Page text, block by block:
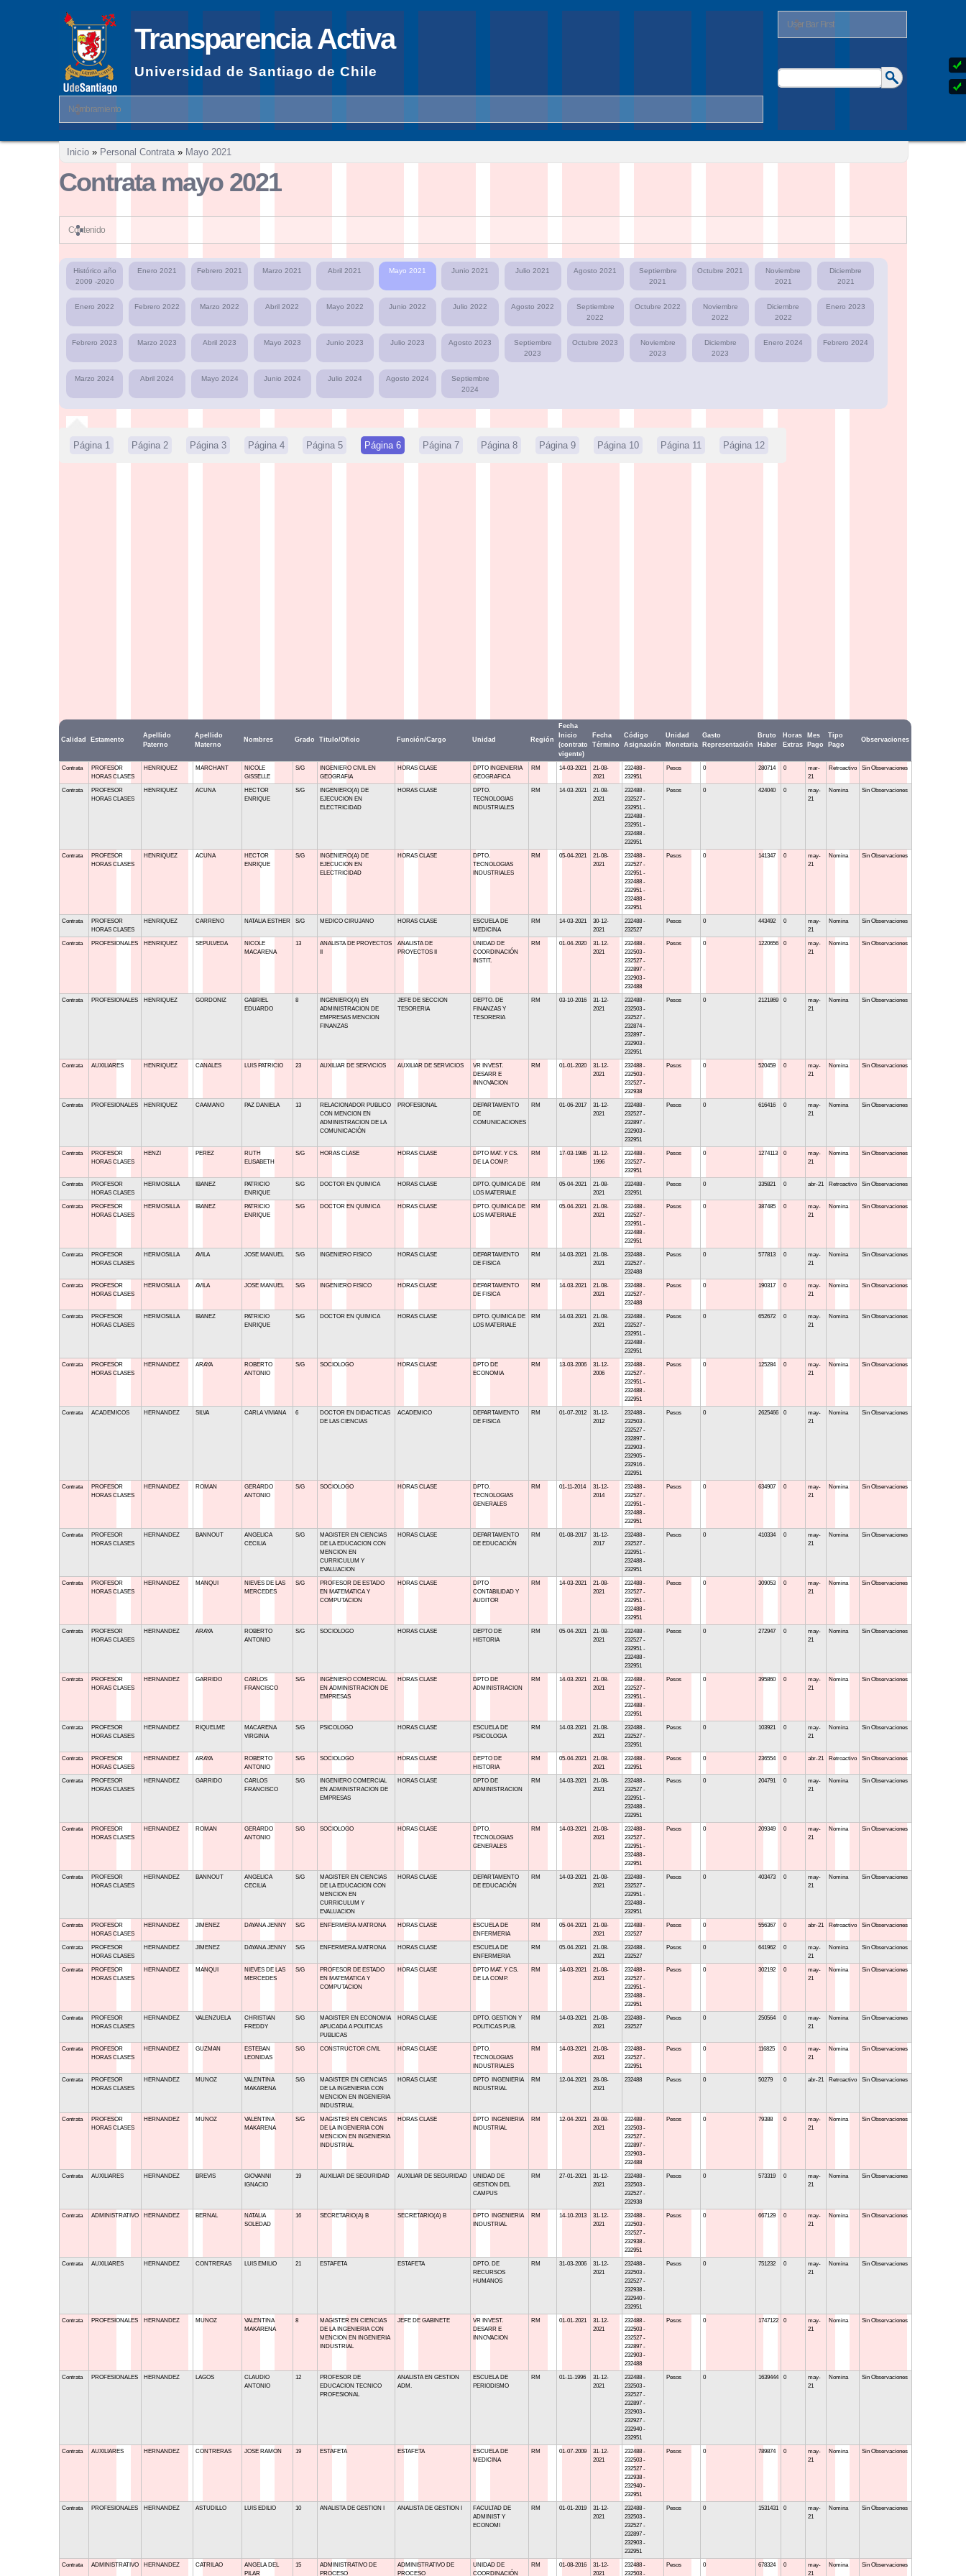
Transparencia Activa
Universidad de Santiago de Chile
Nombramiento
User Bar First
Formulario
búsqueda
Buscar
Se encuentra usted aquí
Inicio » Personal Contrata » Mayo 2021
Contrata mayo 2021
Contenido
Histórico año
2009 -2020
Enero 2021 Febrero 2021 Marzo 2021 Abril 2021 Mayo 2021 Junio 2021 Julio 2021 Agosto 2021
Septiembre
2021
Octubre 2021
Noviembre
2021
Diciembre
2021
Enero 2022 Febrero 2022 Marzo 2022 Abril 2022 Mayo 2022 Junio 2022 Julio 2022 Agosto 2022
Septiembre
2022
Octubre 2022
Noviembre
2022
Diciembre
2022
Enero 2023
Febrero 2023 Marzo 2023 Abril 2023 Mayo 2023 Junio 2023 Julio 2023 Agosto 2023
Septiembre
2023
Octubre 2023
Noviembre
2023
Diciembre
2023
Enero 2024 Febrero 2024
Marzo 2024 Abril 2024 Mayo 2024 Junio 2024 Julio 2024 Agosto 2024
Septiembre
2024
Página 1 Página 2 Página 3 Página 4 Página 5 Página 6 Página 7 Página 8 Página 9 Página 10 Página 11 Página 12
Calidad Estamento
Apellido
Paterno
Apellido
Materno
Nombres Grado Titulo/Oficio Función/Cargo Unidad Región
Fecha
Inicio
(contrato
vigente)
Fecha
Término
Código
Asignación
Unidad
Monetaria
Gasto
Representación
Bruto
Haber
Horas
Extras
Mes
Pago
Tipo
Pago
Observaciones
Contrata
PROFESOR
HORAS CLASES
HENRIQUEZ MARCHANT
NICOLE
GISSELLE
S/G
INGENIERO CIVIL EN
GEOGRAFIA
HORAS CLASE
DPTO INGENIERIA
GEOGRAFICA
RM 14-03-2021
21-08-
2021
232488 -
232951
Pesos 0 280714 0
mar-
21
Retroactivo Sin Observaciones
Contrata
PROFESOR
HORAS CLASES
HENRIQUEZ ACUNA
HECTOR
ENRIQUE
S/G
INGENIERO(A) DE
EJECUCION EN
ELECTRICIDAD
HORAS CLASE
DPTO.
TECNOLOGIAS
INDUSTRIALES
RM 14-03-2021
21-08-
2021
232488 -
232527 -
232951 -
232488 -
232951 -
232488 -
232951
Pesos 0 424040 0
may-
21
Nomina Sin Observaciones
Contrata
PROFESOR
HORAS CLASES
HENRIQUEZ ACUNA
HECTOR
ENRIQUE
S/G
INGENIERO(A) DE
EJECUCION EN
ELECTRICIDAD
HORAS CLASE
DPTO.
TECNOLOGIAS
INDUSTRIALES
RM 05-04-2021
21-08-
2021
232488 -
232527 -
232951 -
232488 -
232951 -
232488 -
232951
Pesos 0 141347 0
may-
21
Nomina Sin Observaciones
Contrata
PROFESOR
HORAS CLASES
HENRIQUEZ CARRENO NATALIA ESTHER S/G MEDICO CIRUJANO HORAS CLASE
ESCUELA DE
MEDICINA
RM 14-03-2021
30-12-
2021
232488 -
232527
Pesos 0 443492 0
may-
21
Nomina Sin Observaciones
Contrata PROFESIONALES HENRIQUEZ SEPULVEDA
NICOLE
MACARENA
13
ANALISTA DE PROYECTOS
ANALISTA DE
PROYECTOS II
UNIDAD DE
COORDINACIÓN
INSTIT.
RM 01-04-2020
31-12-
2021
232488 -
232503 -
232527 -
232897 -
232903 -
232488
Pesos 0 1220656 0
may-
21
Nomina Sin Observaciones
Contrata PROFESIONALES HENRIQUEZ GORDONIZ
GABRIEL
EDUARDO
8
INGENIERO(A) EN
ADMINISTRACION DE
EMPRESAS MENCION
FINANZAS
JEFE DE SECCION
TESORERIA
DEPTO. DE
FINANZAS Y
TESORERIA
RM 03-10-2016
31-12-
2021
232488 -
232503 -
232527 -
232874 -
232897 -
232903 -
232951
Pesos 0 2121869 0
may-
21
Nomina Sin Observaciones
Contrata AUXILIARES HENRIQUEZ CANALES LUIS PATRICIO 23 AUXILIAR DE SERVICIOS AUXILIAR DE SERVICIOS
VR INVEST.
DESARR E
INNOVACION
RM 01-01-2020
31-12-
2021
232488 -
232503 -
232527 -
232938
Pesos 0 520459 0
may-
21
Nomina Sin Observaciones
Contrata PROFESIONALES HENRIQUEZ CAAMANO PAZ DANIELA 13
RELACIONADOR PUBLICO
CON MENCION EN
ADMINISTRACION DE LA
COMUNICACIÓN
PROFESIONAL
DEPARTAMENTO
DE
COMUNICACIONES
RM 01-06-2017
31-12-
2021
232488 -
232527 -
232897 -
232903 -
232951
Pesos 0 616416 0
may-
21
Nomina Sin Observaciones
Contrata
PROFESOR
HORAS CLASES
HENZI PEREZ
RUTH
ELISABETH
S/G HORAS CLASE HORAS CLASE
DPTO MAT. Y CS.
DE LA COMP.
RM 17-03-1986
31-12-
1996
232488 -
232527 -
232951
Pesos 0 1274113 0
may-
21
Nomina Sin Observaciones
Contrata
PROFESOR
HORAS CLASES
HERMOSILLA IBANEZ
PATRICIO
ENRIQUE
S/G DOCTOR EN QUIMICA HORAS CLASE
DPTO. QUIMICA DE
LOS MATERIALE
RM 05-04-2021
21-08-
2021
232488 -
232951
Pesos 0 335821 0 abr-21 Retroactivo Sin Observaciones
Contrata
PROFESOR
HORAS CLASES
HERMOSILLA IBANEZ
PATRICIO
ENRIQUE
S/G DOCTOR EN QUIMICA HORAS CLASE
DPTO. QUIMICA DE
LOS MATERIALE
RM 05-04-2021
21-08-
2021
232488 -
232527 -
232951 -
232488 -
232951
Pesos 0 387485 0
may-
21
Nomina Sin Observaciones
Contrata
PROFESOR
HORAS CLASES
HERMOSILLA AVILA JOSE MANUEL S/G INGENIERO FISICO HORAS CLASE
DEPARTAMENTO
DE FISICA
RM 14-03-2021
21-08-
2021
232488 -
232527 -
232488
Pesos 0 577813 0
may-
21
Nomina Sin Observaciones
Contrata
PROFESOR
HORAS CLASES
HERMOSILLA AVILA JOSE MANUEL S/G INGENIERO FISICO HORAS CLASE
DEPARTAMENTO
DE FISICA
RM 14-03-2021
21-08-
2021
232488 -
232527 -
232488
Pesos 0 190317 0
may-
21
Nomina Sin Observaciones
Contrata
PROFESOR
HORAS CLASES
HERMOSILLA IBANEZ
PATRICIO
ENRIQUE
S/G DOCTOR EN QUIMICA HORAS CLASE
DPTO. QUIMICA DE
LOS MATERIALE
RM 14-03-2021
21-08-
2021
232488 -
232527 -
232951 -
232488 -
232951
Pesos 0 652672 0
may-
21
Nomina Sin Observaciones
Contrata
PROFESOR
HORAS CLASES
HERNANDEZ ARAYA
ROBERTO
ANTONIO
S/G SOCIOLOGO HORAS CLASE
DPTO DE
ECONOMIA
RM 13-03-2006
31-12-
2006
232488 -
232527 -
232951 -
232488 -
232951
Pesos 0 125284 0
may-
21
Nomina Sin Observaciones
Contrata ACADEMICOS HERNANDEZ SILVA CARLA VIVIANA 6
DOCTOR EN DIDACTICAS
DE LAS CIENCIAS
ACADEMICO
DEPARTAMENTO
DE FISICA
RM 01-07-2012
31-12-
2012
232488 -
232503 -
232527 -
232897 -
232903 -
232905 -
232916 -
232951
Pesos 0 2625466 0
may-
21
Nomina Sin Observaciones
Contrata
PROFESOR
HORAS CLASES
HERNANDEZ ROMAN
GERARDO
ANTONIO
S/G SOCIOLOGO HORAS CLASE
DPTO.
TECNOLOGIAS
GENERALES
RM 01-11-2014
31-12-
2014
232488 -
232527 -
232951 -
232488 -
232951
Pesos 0 634907 0
may-
21
Nomina Sin Observaciones
Contrata
PROFESOR
HORAS CLASES
HERNANDEZ BANNOUT
ANGELICA
CECILIA
S/G
MAGISTER EN CIENCIAS
DE LA EDUCACION CON
MENCION EN
CURRICULUM Y
EVALUACION
HORAS CLASE
DEPARTAMENTO
DE EDUCACIÓN
RM 01-08-2017
31-12-
2017
232488 -
232527 -
232951 -
232488 -
232951
Pesos 0 410334 0
may-
21
Nomina Sin Observaciones
Contrata
PROFESOR
HORAS CLASES
HERNANDEZ MANQUI
NIEVES DE LAS
MERCEDES
S/G
PROFESOR DE ESTADO
EN MATEMATICA Y
COMPUTACION
HORAS CLASE
DPTO
CONTABILIDAD Y
AUDITOR
RM 14-03-2021
21-08-
2021
232488 -
232527 -
232951 -
232488 -
232951
Pesos 0 309053 0
may-
21
Nomina Sin Observaciones
Contrata
PROFESOR
HORAS CLASES
HERNANDEZ ARAYA
ROBERTO
ANTONIO
S/G SOCIOLOGO HORAS CLASE
DEPTO DE
HISTORIA
RM 05-04-2021
21-08-
2021
232488 -
232527 -
232951 -
232488 -
232951
Pesos 0 272947 0
may-
21
Nomina Sin Observaciones
Contrata
PROFESOR
HORAS CLASES
HERNANDEZ GARRIDO
CARLOS
FRANCISCO
S/G
INGENIERO COMERCIAL
EN ADMINISTRACION DE
EMPRESAS
HORAS CLASE
DPTO DE
ADMINISTRACION
RM 14-03-2021
21-08-
2021
232488 -
232527 -
232951 -
232488 -
232951
Pesos 0 395860 0
may-
21
Nomina Sin Observaciones
Contrata
PROFESOR
HORAS CLASES
HERNANDEZ RIQUELME
MACARENA
VIRGINIA
S/G PSICOLOGO HORAS CLASE
ESCUELA DE
PSICOLOGIA
RM 14-03-2021
21-08-
2021
232488 -
232527 -
232951
Pesos 0 103921 0
may-
21
Nomina Sin Observaciones
Contrata
PROFESOR
HORAS CLASES
HERNANDEZ ARAYA
ROBERTO
ANTONIO
S/G SOCIOLOGO HORAS CLASE
DEPTO DE
HISTORIA
RM 05-04-2021
21-08-
2021
232488 -
232951
Pesos 0 236554 0 abr-21 Retroactivo Sin Observaciones
Contrata
PROFESOR
HORAS CLASES
HERNANDEZ GARRIDO
CARLOS
FRANCISCO
S/G
INGENIERO COMERCIAL
EN ADMINISTRACION DE
EMPRESAS
HORAS CLASE
DPTO DE
ADMINISTRACION
RM 14-03-2021
21-08-
2021
232488 -
232527 -
232951 -
232488 -
232951
Pesos 0 204791 0
may-
21
Nomina Sin Observaciones
Contrata
PROFESOR
HORAS CLASES
HERNANDEZ ROMAN
GERARDO
ANTONIO
S/G SOCIOLOGO HORAS CLASE
DPTO.
TECNOLOGIAS
GENERALES
RM 14-03-2021
21-08-
2021
232488 -
232527 -
232951 -
232488 -
232951
Pesos 0 209349 0
may-
21
Nomina Sin Observaciones
Contrata
PROFESOR
HORAS CLASES
HERNANDEZ BANNOUT
ANGELICA
CECILIA
S/G
MAGISTER EN CIENCIAS
DE LA EDUCACION CON
MENCION EN
CURRICULUM Y
EVALUACION
HORAS CLASE
DEPARTAMENTO
DE EDUCACIÓN
RM 14-03-2021
21-08-
2021
232488 -
232527 -
232951 -
232488 -
232951
Pesos 0 403473 0
may-
21
Nomina Sin Observaciones
Contrata
PROFESOR
HORAS CLASES
HERNANDEZ JIMENEZ DAYANA JENNY S/G ENFERMERA-MATRONA HORAS CLASE
ESCUELA DE
ENFERMERIA
RM 05-04-2021
21-08-
2021
232488 -
232527
Pesos 0 556367 0 abr-21 Retroactivo Sin Observaciones
Contrata
PROFESOR
HORAS CLASES
HERNANDEZ JIMENEZ DAYANA JENNY S/G ENFERMERA-MATRONA HORAS CLASE
ESCUELA DE
ENFERMERIA
RM 05-04-2021
21-08-
2021
232488 -
232527
Pesos 0 641962 0
may-
21
Nomina Sin Observaciones
Contrata
PROFESOR
HORAS CLASES
HERNANDEZ MANQUI
NIEVES DE LAS
MERCEDES
S/G
PROFESOR DE ESTADO
EN MATEMATICA Y
COMPUTACION
HORAS CLASE
DPTO MAT. Y CS.
DE LA COMP.
RM 14-03-2021
21-08-
2021
232488 -
232527 -
232951 -
232488 -
232951
Pesos 0 302192 0
may-
21
Nomina Sin Observaciones
Contrata
PROFESOR
HORAS CLASES
HERNANDEZ VALENZUELA
CHRISTIAN
FREDDY
S/G
MAGISTER EN ECONOMIA
APLICADA A POLITICAS
PUBLICAS
HORAS CLASE
DPTO. GESTION Y
POLITICAS PUB.
RM 14-03-2021
21-08-
2021
232488 -
232527
Pesos 0 250564 0
may-
21
Nomina Sin Observaciones
Contrata
PROFESOR
HORAS CLASES
HERNANDEZ GUZMAN
ESTEBAN
LEONIDAS
S/G CONSTRUCTOR CIVIL HORAS CLASE
DPTO.
TECNOLOGIAS
INDUSTRIALES
RM 14-03-2021
21-08-
2021
232488 -
232527 -
232951
Pesos 0 116825 0
may-
21
Nomina Sin Observaciones
Contrata
PROFESOR
HORAS CLASES
HERNANDEZ MUNOZ
VALENTINA
MAKARENA
S/G
MAGISTER EN CIENCIAS
DE LA INGENIERIA CON
MENCION EN INGENIERIA
INDUSTRIAL
HORAS CLASE
DPTO INGENIERIA
INDUSTRIAL
RM 12-04-2021
28-08-
2021
232488 Pesos 0 50279 0 abr-21 Retroactivo Sin Observaciones
Contrata
PROFESOR
HORAS CLASES
HERNANDEZ MUNOZ
VALENTINA
MAKARENA
S/G
MAGISTER EN CIENCIAS
DE LA INGENIERIA CON
MENCION EN INGENIERIA
INDUSTRIAL
HORAS CLASE
DPTO INGENIERIA
INDUSTRIAL
RM 12-04-2021
28-08-
2021
232488 -
232503 -
232527 -
232897 -
232903 -
232488
Pesos 0 79388 0
may-
21
Nomina Sin Observaciones
Contrata AUXILIARES HERNANDEZ BREVIS
GIOVANNI
IGNACIO
19 AUXILIAR DE SEGURIDAD AUXILIAR DE SEGURIDAD
UNIDAD DE
GESTION DEL
CAMPUS
RM 27-01-2021
31-12-
2021
232488 -
232503 -
232527 -
232938
Pesos 0 573319 0
may-
21
Nomina Sin Observaciones
Contrata ADMINISTRATIVO HERNANDEZ BERNAL
NATALIA
SOLEDAD
16 SECRETARIO(A) B SECRETARIO(A) B
DPTO INGENIERIA
INDUSTRIAL
RM 14-10-2013
31-12-
2021
232488 -
232503 -
232527 -
232938 -
232951
Pesos 0 667129 0
may-
21
Nomina Sin Observaciones
Contrata AUXILIARES HERNANDEZ CONTRERAS LUIS EMILIO 21 ESTAFETA ESTAFETA
DPTO. DE
RECURSOS
HUMANOS
RM 31-03-2006
31-12-
2021
232488 -
232503 -
232527 -
232938 -
232940 -
232951
Pesos 0 751232 0
may-
21
Nomina Sin Observaciones
Contrata PROFESIONALES HERNANDEZ MUNOZ
VALENTINA
MAKARENA
8
MAGISTER EN CIENCIAS
DE LA INGENIERIA CON
MENCION EN INGENIERIA
INDUSTRIAL
JEFE DE GABINETE
VR INVEST.
DESARR E
INNOVACION
RM 01-01-2021
31-12-
2021
232488 -
232503 -
232527 -
232897 -
232903 -
232488
Pesos 0 1747122 0
may-
21
Nomina Sin Observaciones
Contrata PROFESIONALES HERNANDEZ LAGOS
CLAUDIO
ANTONIO
12
PROFESOR DE
EDUCACION TECNICO
PROFESIONAL
ANALISTA EN GESTION
ADM.
ESCUELA DE
PERIODISMO
RM 01-11-1996
31-12-
2021
232488 -
232503 -
232527 -
232897 -
232903 -
232927 -
232940 -
232951
Pesos 0 1639444 0
may-
21
Nomina Sin Observaciones
Contrata AUXILIARES HERNANDEZ CONTRERAS JOSE RAMON 19 ESTAFETA ESTAFETA
ESCUELA DE
MEDICINA
RM 01-07-2009
31-12-
2021
232488 -
232503 -
232527 -
232938 -
232940 -
232951
Pesos 0 789874 0
may-
21
Nomina Sin Observaciones
Contrata PROFESIONALES HERNANDEZ ASTUDILLO LUIS EDILIO 10 ANALISTA DE GESTION I ANALISTA DE GESTION I
FACULTAD DE
ADMINIST Y
ECONOMI
RM 01-01-2019
31-12-
2021
232488 -
232503 -
232527 -
232897 -
232903 -
232951
Pesos 0 1531431 0
may-
21
Nomina Sin Observaciones
Contrata ADMINISTRATIVO HERNANDEZ CATRILAO
ANGELA DEL
PILAR
15
ADMINISTRATIVO DE
PROCESO
ADMINISTRATIVO DE
PROCESO
UNIDAD DE
COORDINACIÓN
RM 01-08-2016
31-12-
2021
232488 -
232503 -
Pesos 0 678324 0
may-
21
Nomina Sin Observaciones